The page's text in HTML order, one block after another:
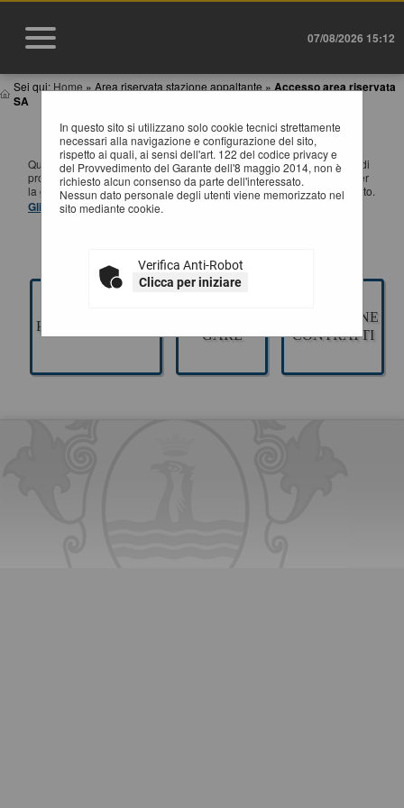
07/08/2026 15:12
Sei qui: Home » Area riservata stazione appaltante » Accesso area riservata
SA
In questo sito si utilizzano solo cookie tecnici strettamente
necessari alla navigazione e configurazione del sito,
rispetto ai quali, ai sensi dell'art. 122 del codice privacy e
del Provvedimento del Garante dell'8 maggio 2014, non è
richiesto alcun consenso da parte dell'interessato.
Nessun dato personale degli utenti viene memorizzato nel
sito mediante cookie.
Verifica Anti-Robot
Clicca per iniziare
ACCESSO AREA RISERVATA SA
Questa sezione è dedicata agli applicativi per la gestione della fase di
progettazione di un appalto pubblico di Lavori, Servizi e Forniture, per
la gestione della fase a evidenza pubblica ed esecuzione del contratto.
Gli applicativi presenti sono ad uso esclusivo dell'Ente.
PROGETTAZIONE
GARE
ESECUZIONE
CONTRATTI